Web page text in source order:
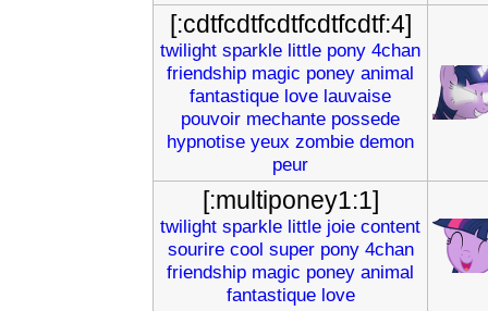
[:cdtfcdtfcdtfcdtfcdtf:4]
twilight sparkle little pony 4chan
friendship magic poney animal
fantastique love lauvaise
pouvoir mechante possede
hypnotise yeux zombie demon
peur
[:multiponey1:1]
twilight sparkle little joie content
sourire cool super pony 4chan
friendship magic poney animal
fantastique love